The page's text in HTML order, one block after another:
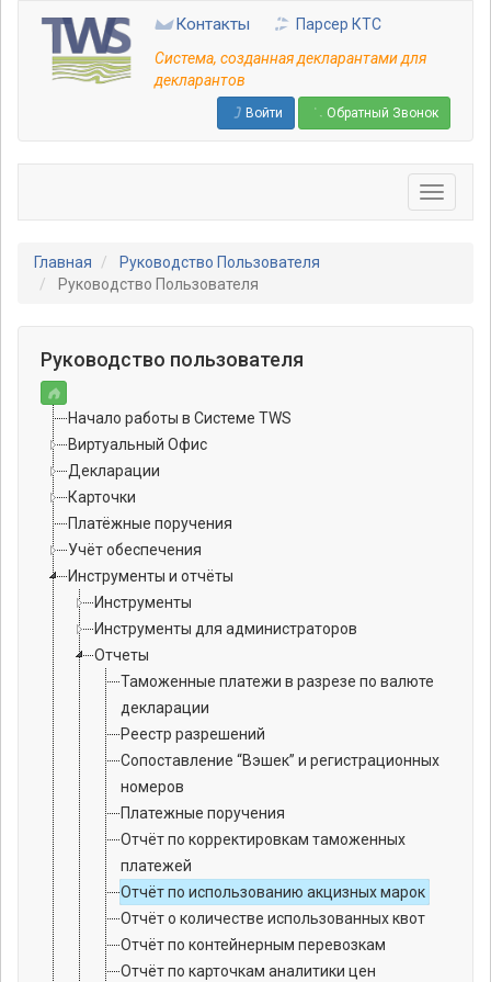
основному
содержанию
Контакты
Парсер КТС
Система, созданная декларантами для
декларантов
Войти Обратный Звонок
Главная
Руководство Пользователя
Руководство Пользователя
Руководство пользователя
Начало работы в Системе TWS
Виртуальный Офис
Декларации
Карточки
Платёжные поручения
Учёт обеспечения
Инструменты и отчёты
Инструменты
Инструменты для администраторов
Отчеты
Таможенные платежи в разрезе по валюте
декларации
Реестр разрешений
Сопоставление “Вэшек” и регистрационных
номеров
Платежные поручения
Отчёт по корректировкам таможенных
платежей
Отчёт по использованию акцизных марок
Отчёт о количестве использованных квот
Отчёт по контейнерным перевозкам
Отчёт по карточкам аналитики цен